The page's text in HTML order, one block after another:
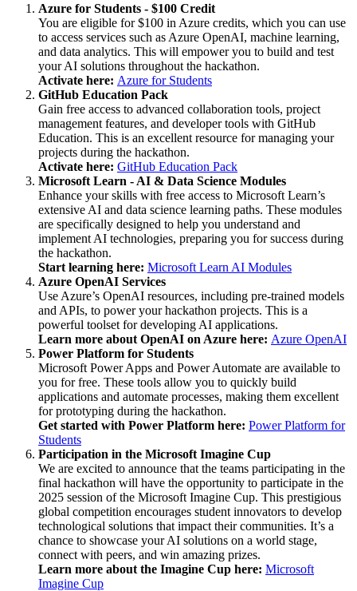
Azure for Students - $100 Credit
You are eligible for $100 in Azure credits, which you can use
to access services such as Azure OpenAI, machine learning,
and data analytics. This will empower you to build and test
your AI solutions throughout the hackathon.
Activate here: Azure for Students
GitHub Education Pack
Gain free access to advanced collaboration tools, project
management features, and developer tools with GitHub
Education. This is an excellent resource for managing your
projects during the hackathon.
Activate here: GitHub Education Pack
Microsoft Learn - AI & Data Science Modules
Enhance your skills with free access to Microsoft Learn’s
extensive AI and data science learning paths. These modules
are specifically designed to help you understand and
implement AI technologies, preparing you for success during
the hackathon.
Start learning here: Microsoft Learn AI Modules
Azure OpenAI Services
Use Azure’s OpenAI resources, including pre-trained models
and APIs, to power your hackathon projects. This is a
powerful toolset for developing AI applications.
Learn more about OpenAI on Azure here: Azure OpenAI
Power Platform for Students
Microsoft Power Apps and Power Automate are available to
you for free. These tools allow you to quickly build
applications and automate processes, making them excellent
for prototyping during the hackathon.
Get started with Power Platform here: Power Platform for
Students
Participation in the Microsoft Imagine Cup
We are excited to announce that the teams participating in the
final hackathon will have the opportunity to participate in the
2025 session of the Microsoft Imagine Cup. This prestigious
global competition encourages student innovators to develop
technological solutions that impact their communities. It’s a
chance to showcase your AI solutions on a world stage,
connect with peers, and win amazing prizes.
Learn more about the Imagine Cup here: Microsoft
Imagine Cup